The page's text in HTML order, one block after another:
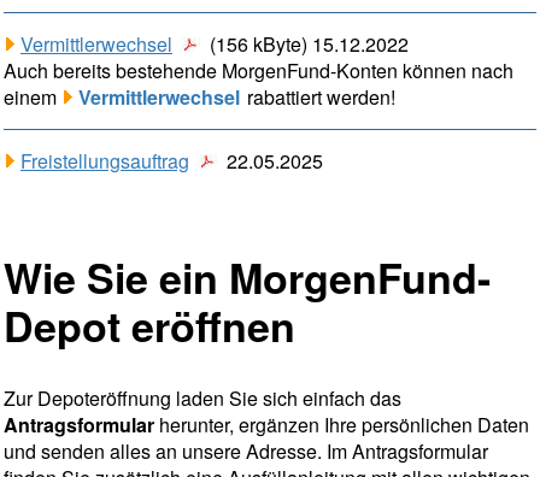
Vermittlerwechsel
(156 kByte) 15.12.2022
Auch bereits bestehende MorgenFund-Konten können nach
einem
Vermittlerwechsel rabattiert werden!
Freistellungsauftrag 22.05.2025
Wie Sie ein MorgenFund-
Depot eröffnen
Zur Depoteröffnung laden Sie sich einfach das
Antragsformular herunter, ergänzen Ihre persönlichen Daten
und senden alles an unsere Adresse. Im Antragsformular